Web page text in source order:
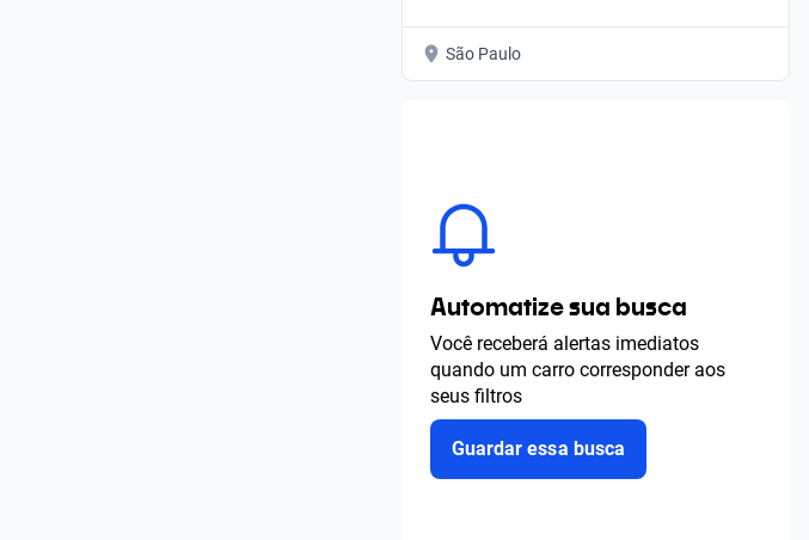
São Paulo
Automatize sua busca
Você receberá alertas imediatos
quando um carro corresponder aos
seus filtros
Guardar essa busca